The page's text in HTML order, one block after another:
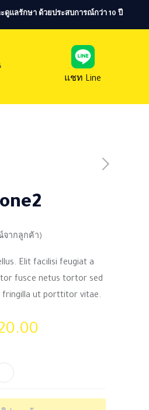
ะดูแลรักษา ด้วยประสบการณ์กว่า 10 ปี
แชท Line
จากลูกค้า)
Elit facilisi feugiat a
fusce netus tortor sed
fringilla ut porttitor vitae.